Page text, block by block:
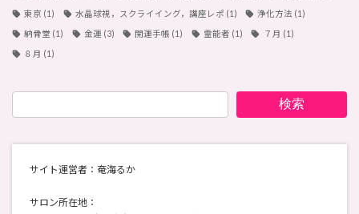
東京 (1) 水晶球視，スクライイング，講座レポ (1) 浄化方法 (1)
納骨堂 (1) 金運 (3) 開運手帳 (1) 霊能者 (1) ７月 (1)
８月 (1)
検索
サイト運営者：奄海るか
サロン所在地：